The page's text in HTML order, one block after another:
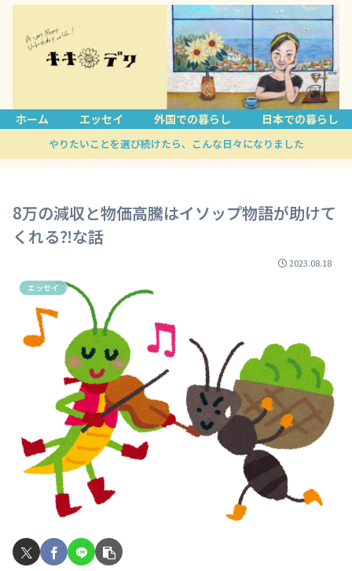
ホーム エッセイ 外国での暮らし 日本での暮らし
やりたいことを選び続けたら、こんな日々になりました
8万の減収と物価高騰はイソップ物語が助けて
くれる⁈な話
2023.08.18
エッセイ